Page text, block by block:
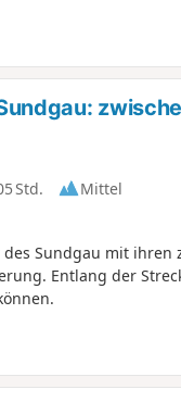
Std.
Mittel
Sundgau mit ihren
Entlang der